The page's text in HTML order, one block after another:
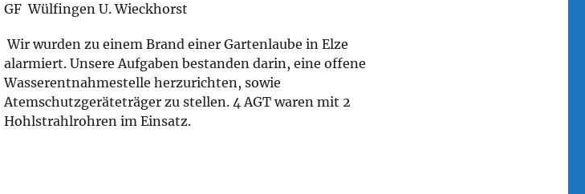
GF Wülfingen U. Wieckhorst
Wir wurden zu einem Brand einer Gartenlaube in Elze
alarmiert. Unsere Aufgaben bestanden darin, eine offene
Wasserentnahmestelle herzurichten, sowie
Atemschutzgeräteträger zu stellen. 4 AGT waren mit 2
Hohlstrahlrohren im Einsatz.